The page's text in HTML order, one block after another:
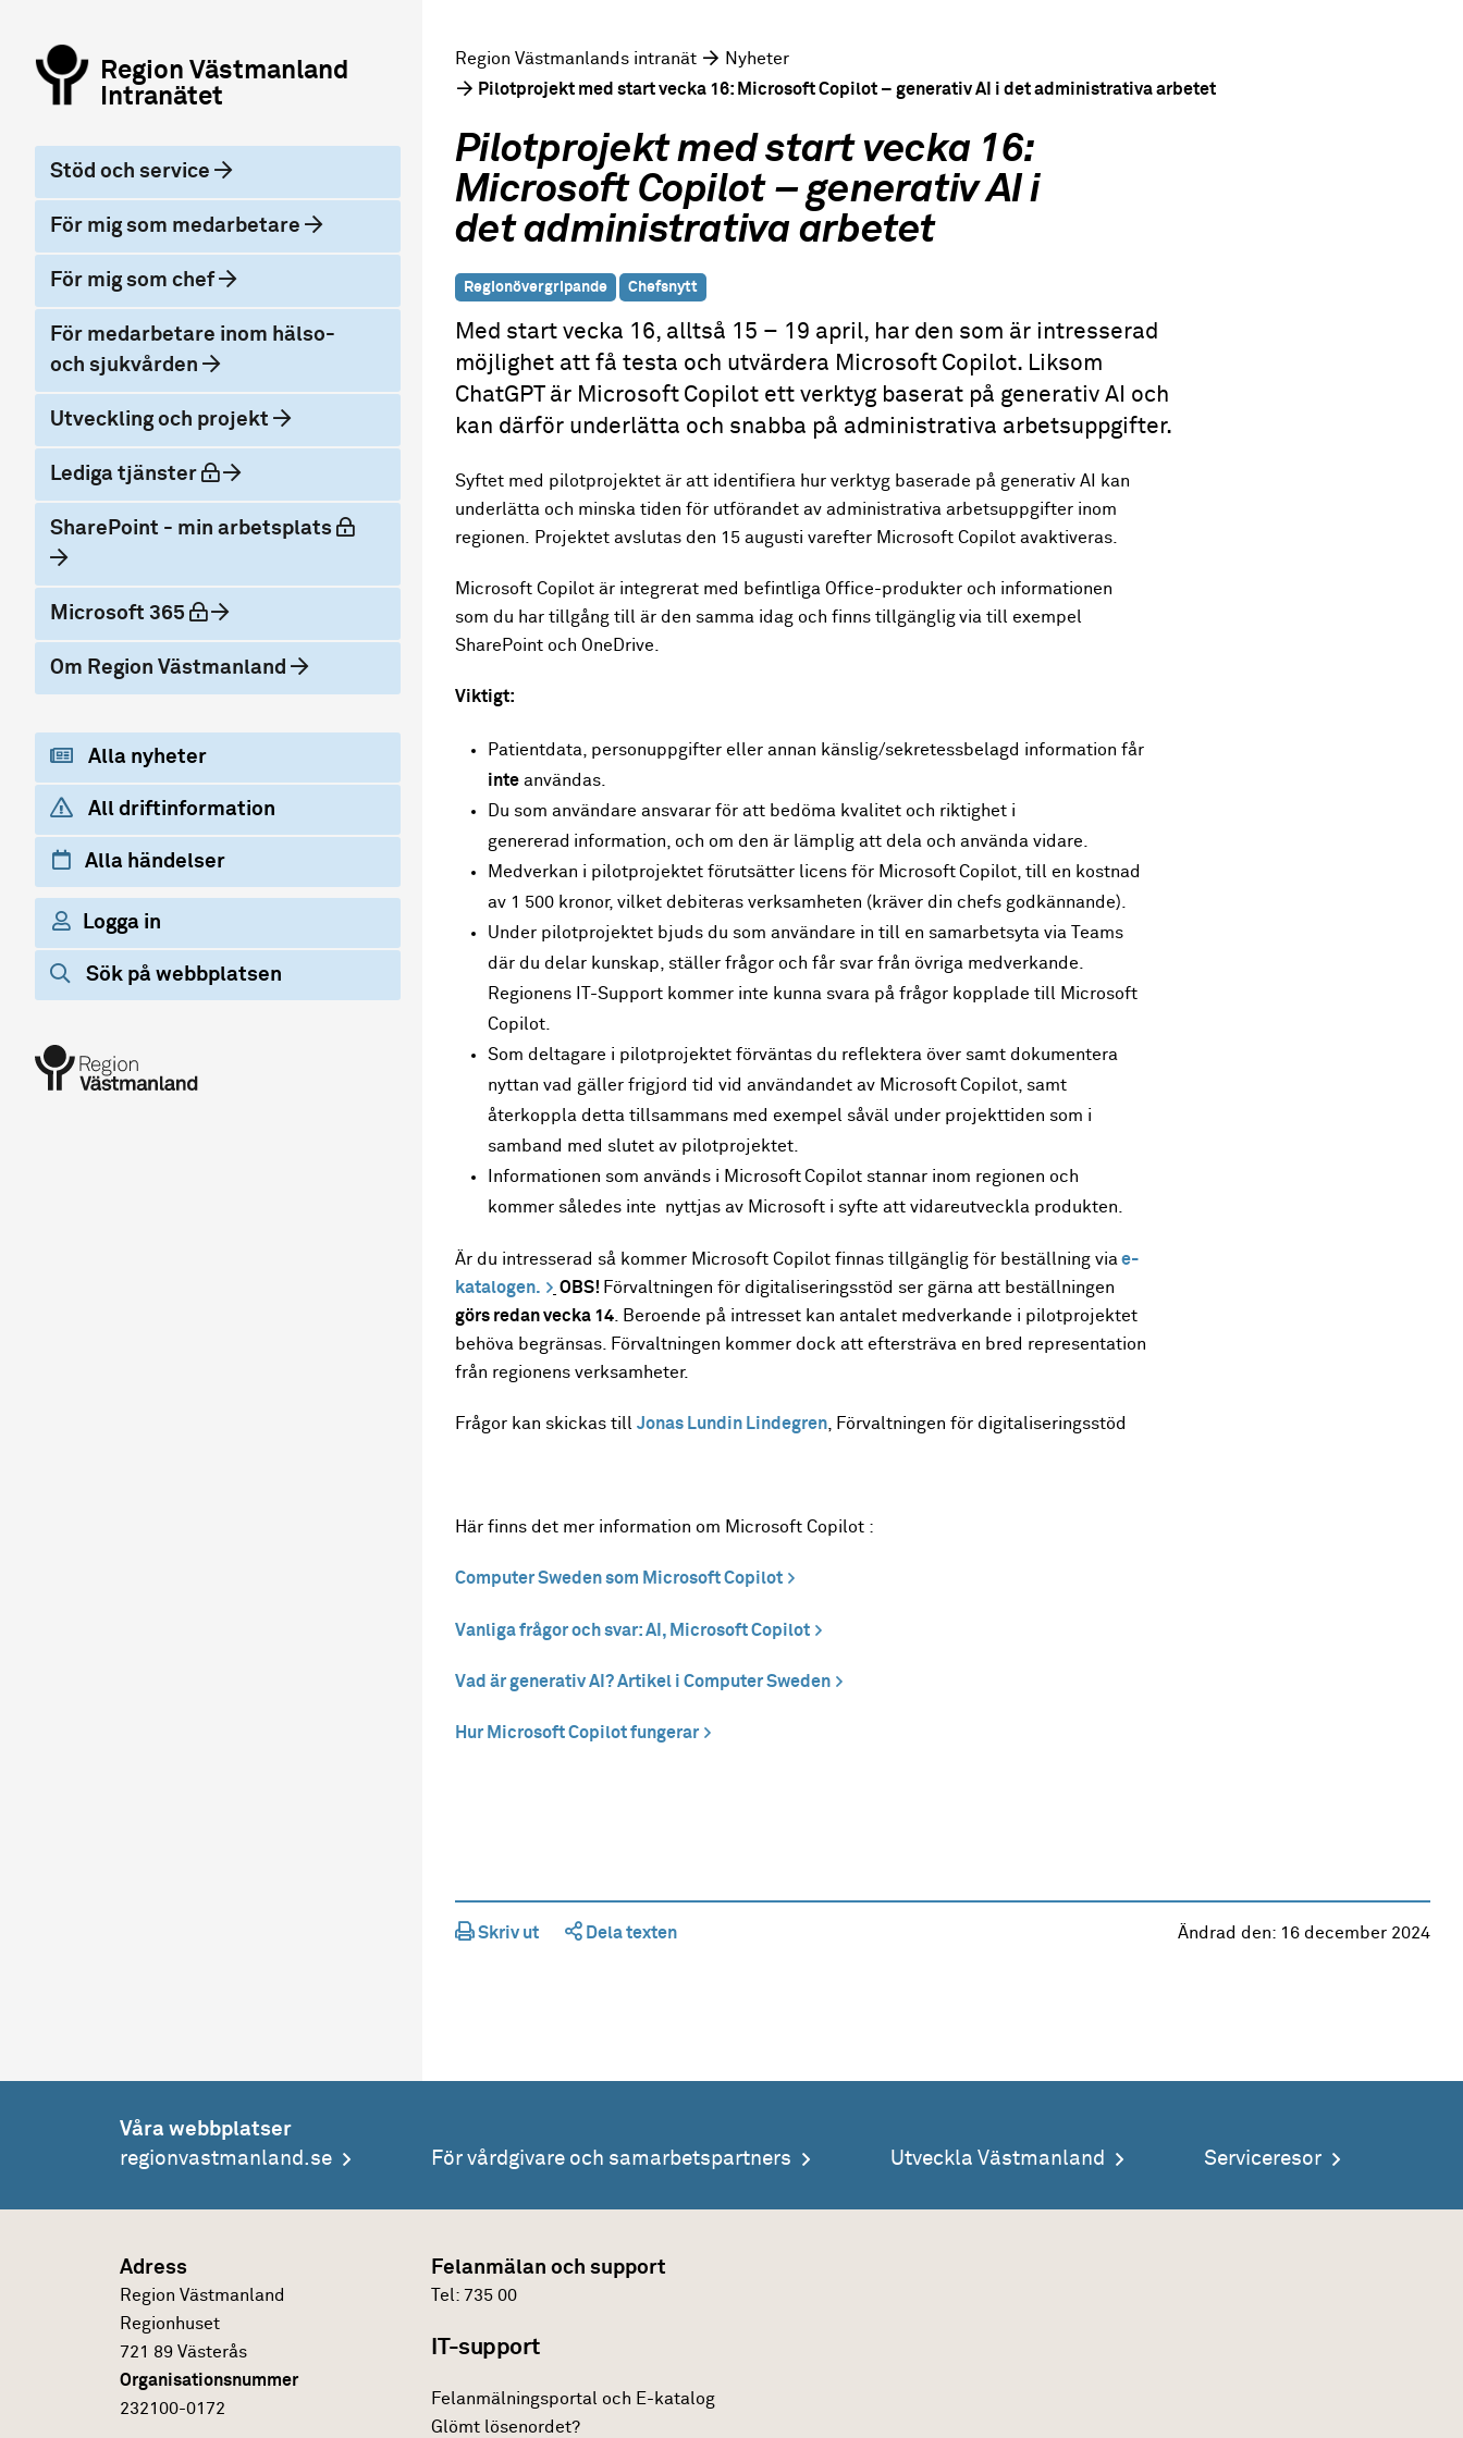
Region Västmanland
Intranätet
Stöd och service
För mig som medarbetare
För mig som chef
För medarbetare inom hälso-
och sjukvården
Utveckling och projekt
Lediga tjänster låst
SharePoint - min arbetsplats låst
Microsoft 365 låst
Om Region Västmanland
Alla nyheter
All driftinformation
Alla händelser
Logga in
Sök på webbplatsen
Region Västmanlands intranät
Nyheter
Pilotprojekt med start vecka 16: Microsoft Copilot – generativ AI i det administrativa arbetet
Pilotprojekt med start vecka 16:
Microsoft Copilot – generativ AI i
det administrativa arbetet
Regionövergripande Chefsnytt
Med start vecka 16, alltså 15 – 19 april, har den som är intresserad
möjlighet att få testa och utvärdera Microsoft Copilot. Liksom
ChatGPT är Microsoft Copilot ett verktyg baserat på generativ AI och
kan därför underlätta och snabba på administrativa arbetsuppgifter.
Syftet med pilotprojektet är att identifiera hur verktyg baserade på generativ AI kan
underlätta och minska tiden för utförandet av administrativa arbetsuppgifter inom
regionen. Projektet avslutas den 15 augusti varefter Microsoft Copilot avaktiveras.
Microsoft Copilot är integrerat med befintliga Office-produkter och informationen
som du har tillgång till är den samma idag och finns tillgänglig via till exempel
SharePoint och OneDrive.
Viktigt:
Patientdata, personuppgifter eller annan känslig/sekretessbelagd information får
inte användas.​
Du som användare ansvarar för att bedöma kvalitet och riktighet i
genererad information, och om den är lämplig att dela och använda vidare.
Medverkan i pilotprojektet förutsätter licens för Microsoft Copilot, till en kostnad
av 1 500 kronor, vilket debiteras verksamheten (kräver din chefs godkännande).
Under pilotprojektet bjuds du som användare in till en samarbetsyta via Teams
där du delar kunskap, ställer frågor och får svar från övriga medverkande.
Regionens IT-Support kommer inte kunna svara på frågor kopplade till Microsoft
Copilot.
Som deltagare i pilotprojektet förväntas du reflektera över samt dokumentera
nyttan vad gäller frigjord tid vid användandet av Microsoft Copilot, samt
återkoppla detta tillsammans med exempel såväl under projekttiden som i
samband med slutet av pilotprojektet.
Informationen som används i Microsoft Copilot stannar inom regionen och
kommer således inte nyttjas av Microsoft i syfte att vidareutveckla produkten.
Är du intresserad så kommer Microsoft Copilot finnas tillgänglig för beställning via e-
katalogen.
OBS! Förvaltningen för digitaliseringsstöd ser gärna att beställningen
görs redan vecka 14 . Beroende på intresset kan antalet medverkande i pilotprojektet
behöva begränsas. Förvaltningen kommer dock att eftersträva en bred representation
från regionens verksamheter.
Frågor kan skickas till Jonas Lundin Lindegren, Förvaltningen för digitaliseringsstöd
Här finns det mer information om Microsoft Copilot :
Computer Sweden som Microsoft Copilot
Vanliga frågor och svar: AI, Microsoft Copilot
Vad är generativ AI? Artikel i Computer Sweden
Hur Microsoft Copilot fungerar
Skriv ut Dela texten Ändrad den: 16 december 2024
Våra webbplatser
regionvastmanland.se
För vårdgivare och samarbetspartners Utveckla Västmanland Serviceresor
Adress
Region Västmanland
Regionhuset
721 89 Västerås
Organisationsnummer
232100-0172
Felanmälan och support
Tel:735 00
IT-support
Felanmälningsportal och E-katalog
Glömt lösenordet?